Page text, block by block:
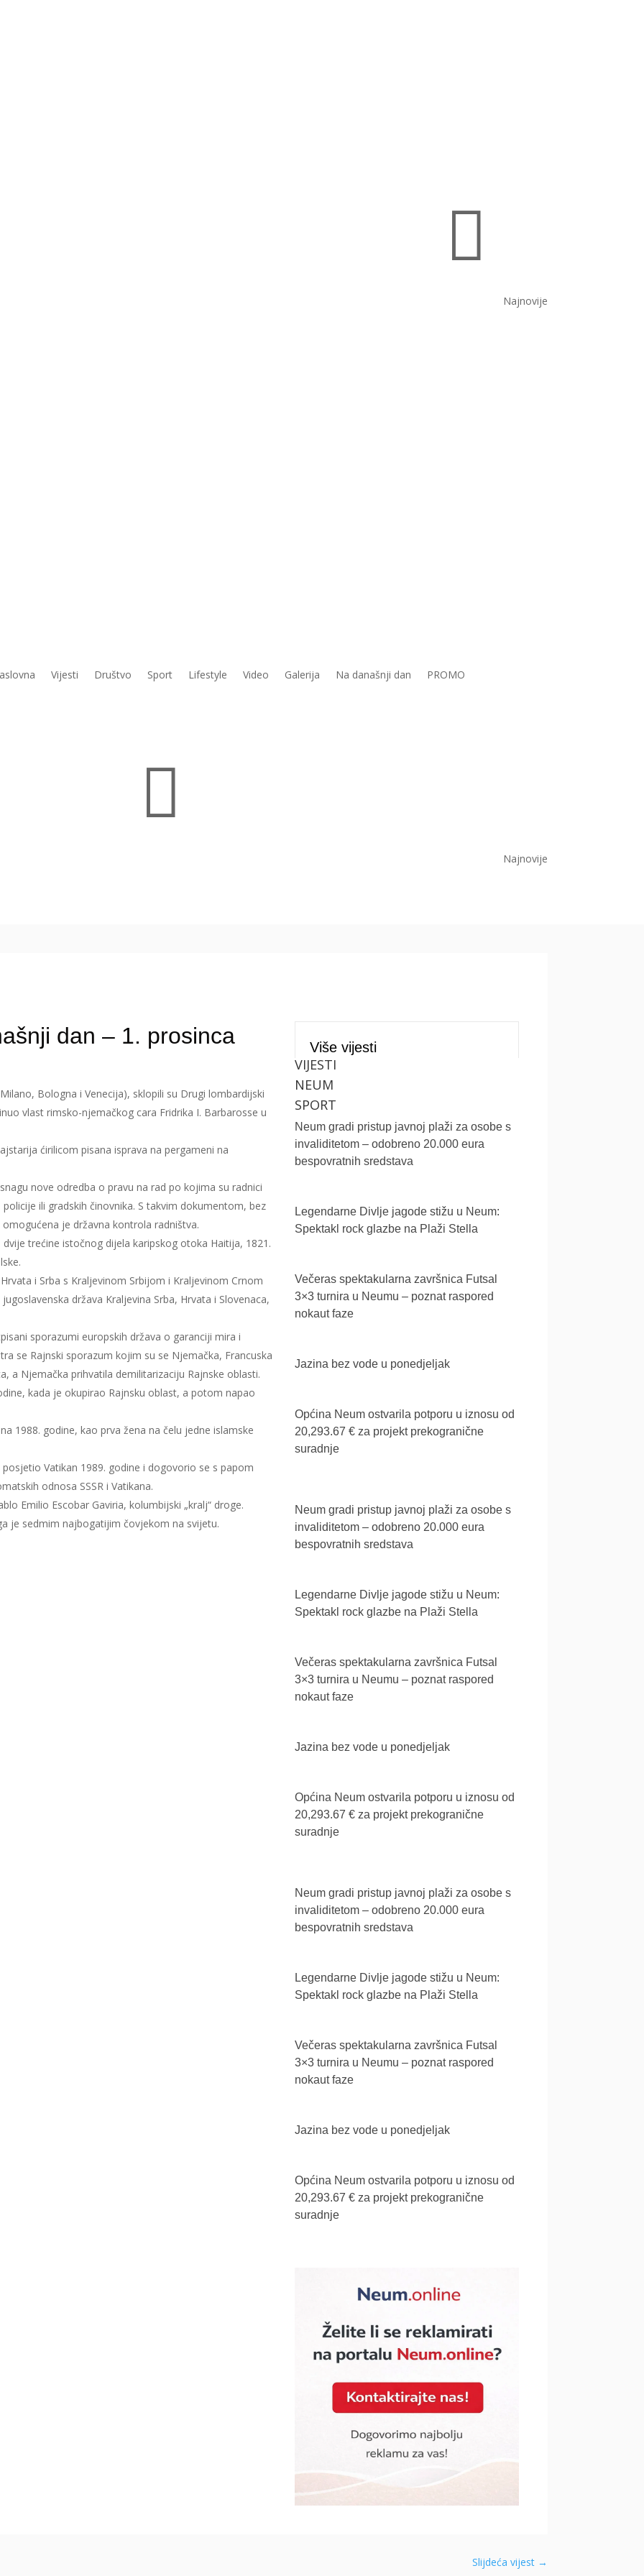

Najnovije
Vijesti Društvo Sport Lifestyle Video Galerija Na današnji dan PROMO

Najnovije
dan – 1. prosinca
Bologna i Venecija), sklopili su Drugi lombardijski
vlast rimsko-njemačkog cara Fridrika I. Barbarosse u
ćirilicom pisana isprava na pergameni na
nove odredba o pravu na rad po kojima su radnici
ili gradskih činovnika. S takvim dokumentom, bez
je državna kontrola radništva.
trećine istočnog dijela karipskog otoka Haitija, 1821.
i Srba s Kraljevinom Srbijom i Kraljevinom Crnom
država Kraljevina Srba, Hrvata i Slovenaca,
sporazumi europskih država o garanciji mira i
se Rajnski sporazum kojim su se Njemačka, Francuska
a Njemačka prihvatila demilitarizaciju Rajnske oblasti.
kada je okupirao Rajnsku oblast, a potom napao
1988. godine, kao prva žena na čelu jedne islamske
Vatikan 1989. godine i dogovorio se s papom
odnosa SSSR i Vatikana.
Emilio Escobar Gaviria, kolumbijski „kralj“ droge.
je sedmim najbogatijim čovjekom na svijetu.
Više vijesti
VIJESTI
NEUM
SPORT
Neum gradi pristup javnoj plaži za osobe s
invaliditetom – odobreno 20.000 eura
bespovratnih sredstava
Legendarne Divlje jagode stižu u Neum:
Spektakl rock glazbe na Plaži Stella
Večeras spektakularna završnica Futsal
3×3 turnira u Neumu – poznat raspored
nokaut faze
Jazina bez vode u ponedjeljak
Općina Neum ostvarila potporu u iznosu od
20,293.67 € za projekt prekogranične
suradnje
Neum gradi pristup javnoj plaži za osobe s
invaliditetom – odobreno 20.000 eura
bespovratnih sredstava
Legendarne Divlje jagode stižu u Neum:
Spektakl rock glazbe na Plaži Stella
Večeras spektakularna završnica Futsal
3×3 turnira u Neumu – poznat raspored
nokaut faze
Jazina bez vode u ponedjeljak
Općina Neum ostvarila potporu u iznosu od
20,293.67 € za projekt prekogranične
suradnje
Neum gradi pristup javnoj plaži za osobe s
invaliditetom – odobreno 20.000 eura
bespovratnih sredstava
Legendarne Divlje jagode stižu u Neum:
Spektakl rock glazbe na Plaži Stella
Večeras spektakularna završnica Futsal
3×3 turnira u Neumu – poznat raspored
nokaut faze
Jazina bez vode u ponedjeljak
Općina Neum ostvarila potporu u iznosu od
20,293.67 € za projekt prekogranične
suradnje
Slijdeća vijest→